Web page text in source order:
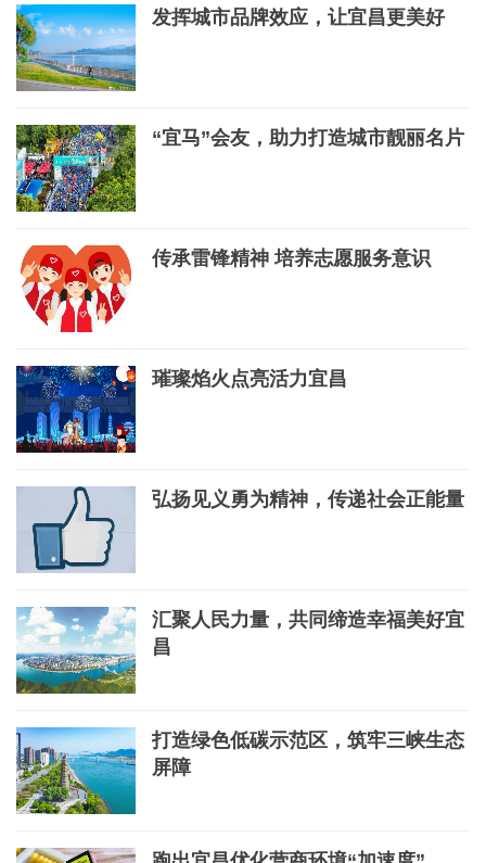
发挥城市品牌效应，让宜昌更美好
“宜马”会友，助力打造城市靓丽名片
传承雷锋精神 培养志愿服务意识
璀璨焰火点亮活力宜昌
弘扬见义勇为精神，传递社会正能量
汇聚人民力量，共同缔造幸福美好宜
昌
打造绿色低碳示范区，筑牢三峡生态
屏障